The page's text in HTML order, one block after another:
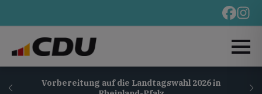
Vorbereitung auf die Landtagswahl 2026 in